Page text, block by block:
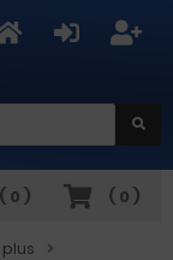
( 0 )
( 0 )
plus